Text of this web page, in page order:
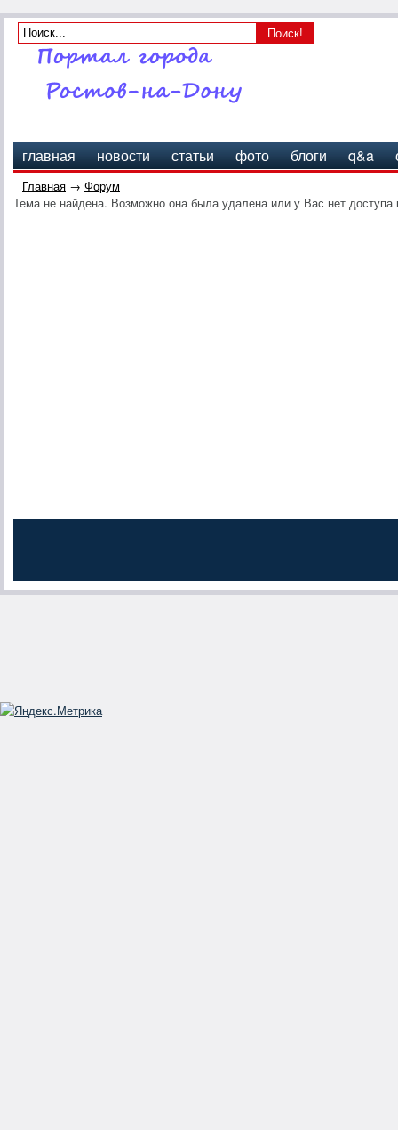
главная новости статьи фото блоги q&a
Главная → Форум
Тема не найдена. Возможно она была удалена или у Вас нет доступа